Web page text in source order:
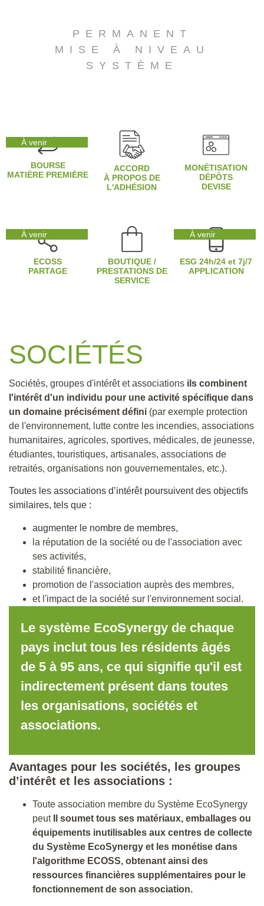
PERMANENT
MISE À NIVEAU
SYSTÈME
À venir
BOURSE
MATIÈRE PREMIÈRE
ACCORD
À PROPOS DE
L'ADHÉSION
MONÉTISATION
DÉPÔTS
DEVISE
À venir
ECOSS
PARTAGE
BOUTIQUE /
PRESTATIONS DE
SERVICE
À venir
ESG 24h/24 et 7j/7
APPLICATION
SOCIÉTÉS
Sociétés, groupes d'intérêt et associations ils combinent
l'intérêt d'un individu pour une activité spécifique dans
un domaine précisément défini (par exemple protection
de l'environnement, lutte contre les incendies, associations
humanitaires, agricoles, sportives, médicales, de jeunesse,
étudiantes, touristiques, artisanales, associations de
retraités, organisations non gouvernementales, etc.).
Toutes les associations d’intérêt poursuivent des objectifs
similaires, tels que :
augmenter le nombre de membres,
la réputation de la société ou de l'association avec
ses activités,
stabilité financière,
promotion de l'association auprès des membres,
et l'impact de la société sur l'environnement social.
Le système EcoSynergy de chaque
pays inclut tous les résidents âgés
de 5 à 95 ans, ce qui signifie qu'il est
indirectement présent dans toutes
les organisations, sociétés et
associations.
Avantages pour les sociétés, les groupes
d’intérêt et les associations :
Toute association membre du Système EcoSynergy
peut
Il soumet tous ses matériaux, emballages ou
équipements inutilisables aux centres de collecte
du Système EcoSynergy et les monétise dans
l'algorithme ECOSS, obtenant ainsi des
ressources financières supplémentaires pour le
fonctionnement de son association.